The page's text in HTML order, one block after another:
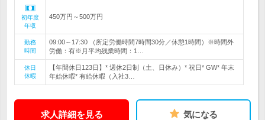
初年度
年収
450万円～500万円
勤務
時間
09:00～17:30 （所定労働時間7時間30分／休憩1時間）※時間外
労働：有※月平均残業時間：1…
休日
休暇
【年間休日123日】* 週休2日制（土、日休み）* 祝日* GW* 年末
年始休暇* 有給休暇（入社3…
求人詳細を見る 気になる